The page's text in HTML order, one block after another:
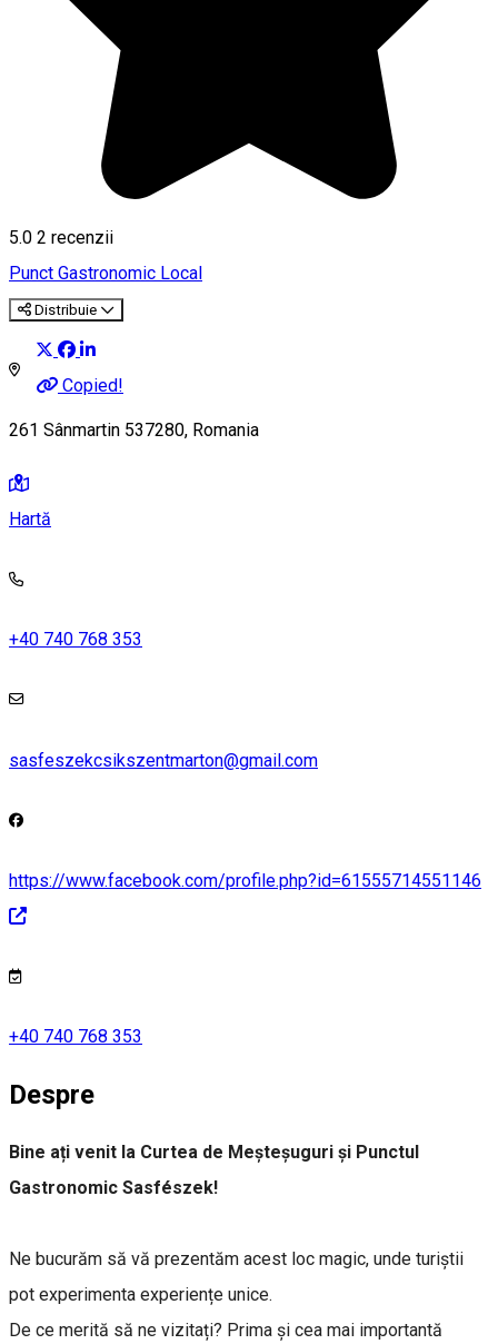
5.0 2 recenzii
Punct Gastronomic Local
Distribuie
Copied!
261 Sânmartin 537280, Romania
Hartă
+40 740 768 353
sasfeszekcsikszentmarton@gmail.com
https://www.facebook.com/profile.php?id=61555714551146
+40 740 768 353
Despre
Bine ați venit la Curtea de Meșteșuguri și Punctul
Gastronomic Sasfészek!
Ne bucurăm să vă prezentăm acest loc magic, unde turiștii
pot experimenta experiențe unice.
De ce merită să ne vizitați? Prima și cea mai importantă